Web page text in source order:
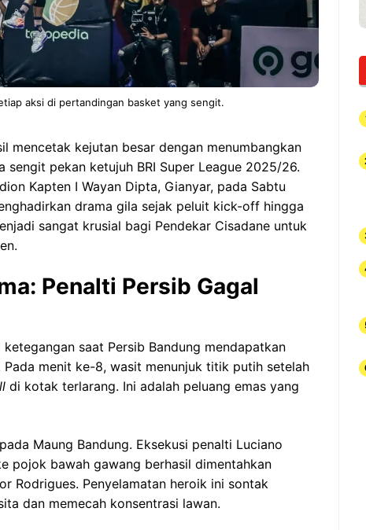
aksi di pertandingan basket yang sengit.
mencetak kejutan besar dengan menumbangkan
sengit pekan ketujuh BRI Super League 2025/26.
Kapten I Wayan Dipta, Gianyar, pada Sabtu
drama gila sejak peluit kick-off hingga
sangat krusial bagi Pendekar Cisadane untuk
Penalti Persib Gagal
saat Persib Bandung mendapatkan
menit ke-8, wasit menunjuk titik putih setelah
di kotak terlarang. Ini adalah peluang emas yang
Maung Bandung. Eksekusi penalti Luciano
pojok bawah gawang berhasil dimentahkan
Rodrigues. Penyelamatan heroik ini sontak
dan memecah konsentrasi lawan.
Dicoba,
Bukan
Cuma
Sushi!